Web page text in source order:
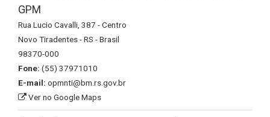
GPM
Rua Lucio Cavalli, 387 - Centro
Novo Tiradentes - RS - Brasil
98370-000
Fone: (55) 37971010
E-mail: opmnti@bm.rs.gov.br
Ver no Google Maps